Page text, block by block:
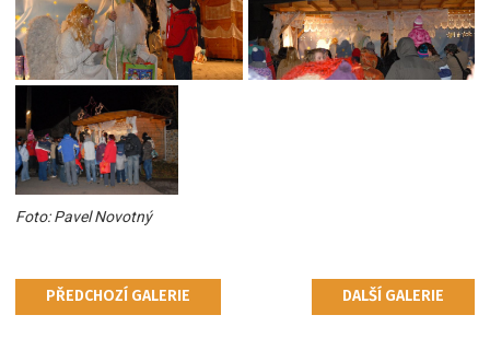
Foto: Pavel Novotný
PŘEDCHOZÍ GALERIE DALŠÍ GALERIE